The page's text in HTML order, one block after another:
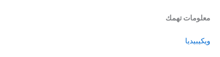
معلومات تهمك
ويكيبيديا